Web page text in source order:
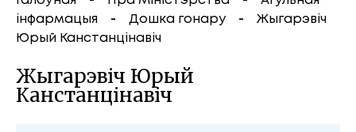
інфармацыя
Дошка гонару
Жыгарэвіч
Юрый Канстанцінавіч
Жыгарэвіч Юрый
Канстанцінавіч